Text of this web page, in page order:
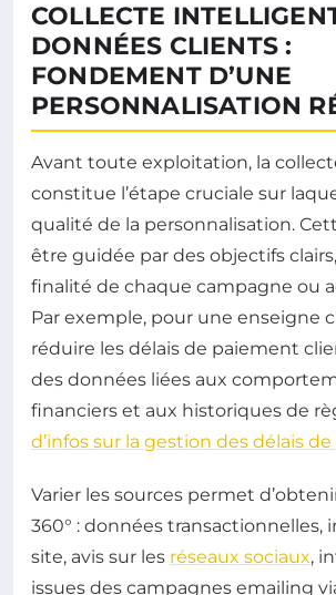
COLLECTE
DONNÉES CLIENTS :
FONDEMENT D’UNE
PERSONNALISATION
Avant toute exploitation, la
constitue l’étape cruciale sur
qualité de la personnalisation.
être guidée par des objectifs
finalité de chaque campagne ou
Par exemple, pour une enseigne
réduire les délais de paiement
des données liées aux
financiers et aux historiques de
d’infos sur la gestion des délais
Varier les sources permet
360° : données transactionnelles,
site, avis sur les réseaux sociaux,
issues des campagnes emailing